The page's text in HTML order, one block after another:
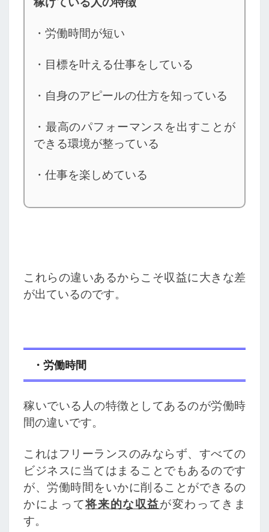
・労働時間が短い
・目標を叶える仕事をしている
・自身のアピールの仕方を知っている
・最高のパフォーマンスを出すことが
できる環境が整っている
・仕事を楽しめている
これらの違いあるからこそ収益に大きな差
が出ているのです。
・労働時間
稼いでいる人の特徴としてあるのが労働時
間の違いです。
これはフリーランスのみならず、すべての
ビジネスに当てはまることでもあるのです
が、労働時間をいかに削ることができるの
かによって将来的な収益が変わってきま
す。